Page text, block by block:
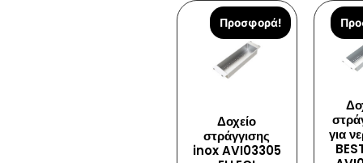
Προσφορά!
Δοχείο
στράγγισης
inox AVI03305
για